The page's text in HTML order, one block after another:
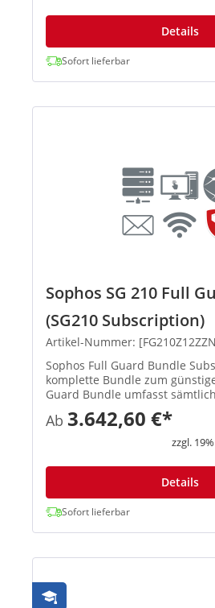
Details
Sofort lieferbar
Sophos SG 210 Full
(SG210 Subscription)
Artikel-Nummer:
Sophos Full Guard Bundle
komplette Bundle zum
Guard Bundle umfasst
Subscriptions (E-Mail
Protection, Web Protection,
und Wireless Protection) und
Ab 3.642,60 €*
zzgl.
Details
Sofort lieferbar